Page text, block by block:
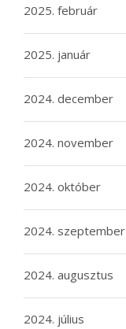
2025. február
2025. január
2024. december
2024. november
2024. október
2024. szeptember
2024. augusztus
2024. július